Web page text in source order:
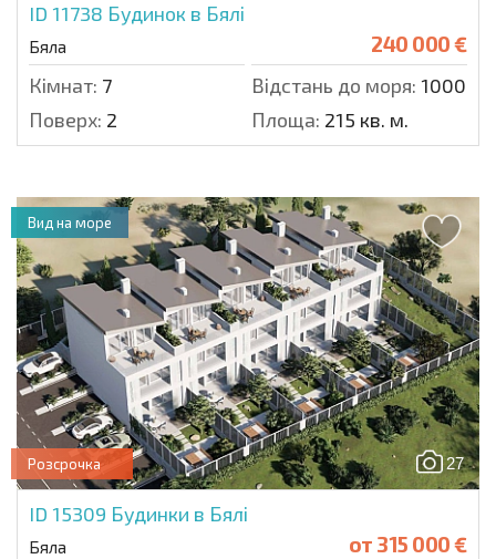
ID 11738 Будинок в Бялі
Бяла 240 000 €
Кімнат: 7 Відстань до моря: 1000 м.
Поверх: 2 Площа: 215 кв. м.
27
Розсрочка
ID 15309 Будинки в Бялі
Бяла от 315 000 €
Вид на море